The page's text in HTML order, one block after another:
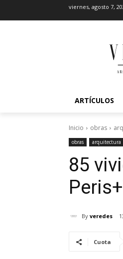
viernes, agosto 7,
ARTÍCULOS
Inicio obras
obras arquitectura
85
By veredes
Cuota